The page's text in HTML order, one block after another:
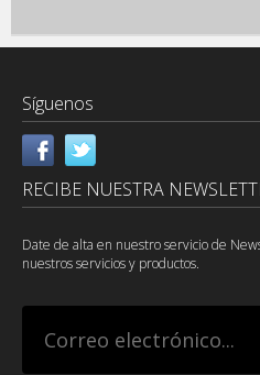
Síguenos
RECIBE NUESTRA
Date de alta en nuestro servicio de
nuestros servicios y productos.